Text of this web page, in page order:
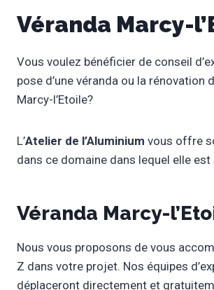
Véranda Marcy-
Vous voulez bénéficier de conseil
pose d’une véranda ou la rénovation
Marcy-l’Etoile?
L’Atelier de l’Aluminium vous offre
dans ce domaine dans lequel elle
Véranda Marcy-
Nous vous proposons de vous
Z dans votre projet. Nos équipes
déplaceront directement et